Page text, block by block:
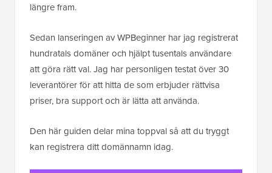
längre fram.
Sedan lanseringen av WPBeginner har jag registrerat
hundratals domäner och hjälpt tusentals användare
att göra rätt val. Jag har personligen testat över 30
leverantörer för att hitta de som erbjuder rättvisa
priser, bra support och är lätta att använda.
Den här guiden delar mina toppval så att du tryggt
kan registrera ditt domännamn idag.